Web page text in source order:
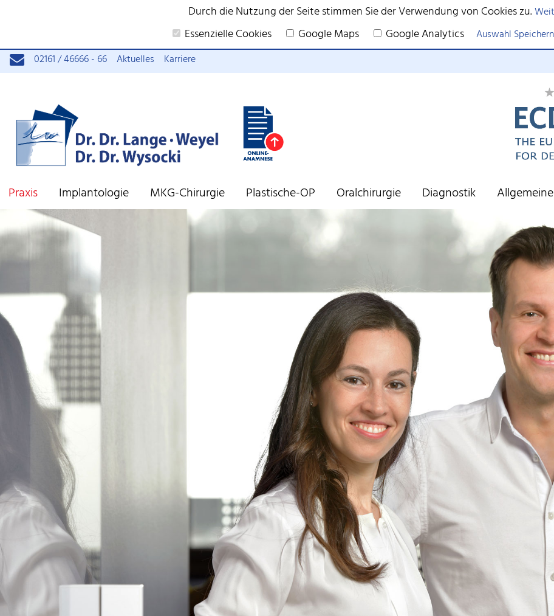
Durch die Nutzung der Seite stimmen Sie der Verwendung von Cookies zu.
Essenzielle Cookies Google Maps Google Analytics Auswahl Speichern
02161 / 46666 - 66 Aktuelles Karriere
Praxis Implantologie MKG-Chirurgie Plastische-OP Oralchirurgie Diagnostik